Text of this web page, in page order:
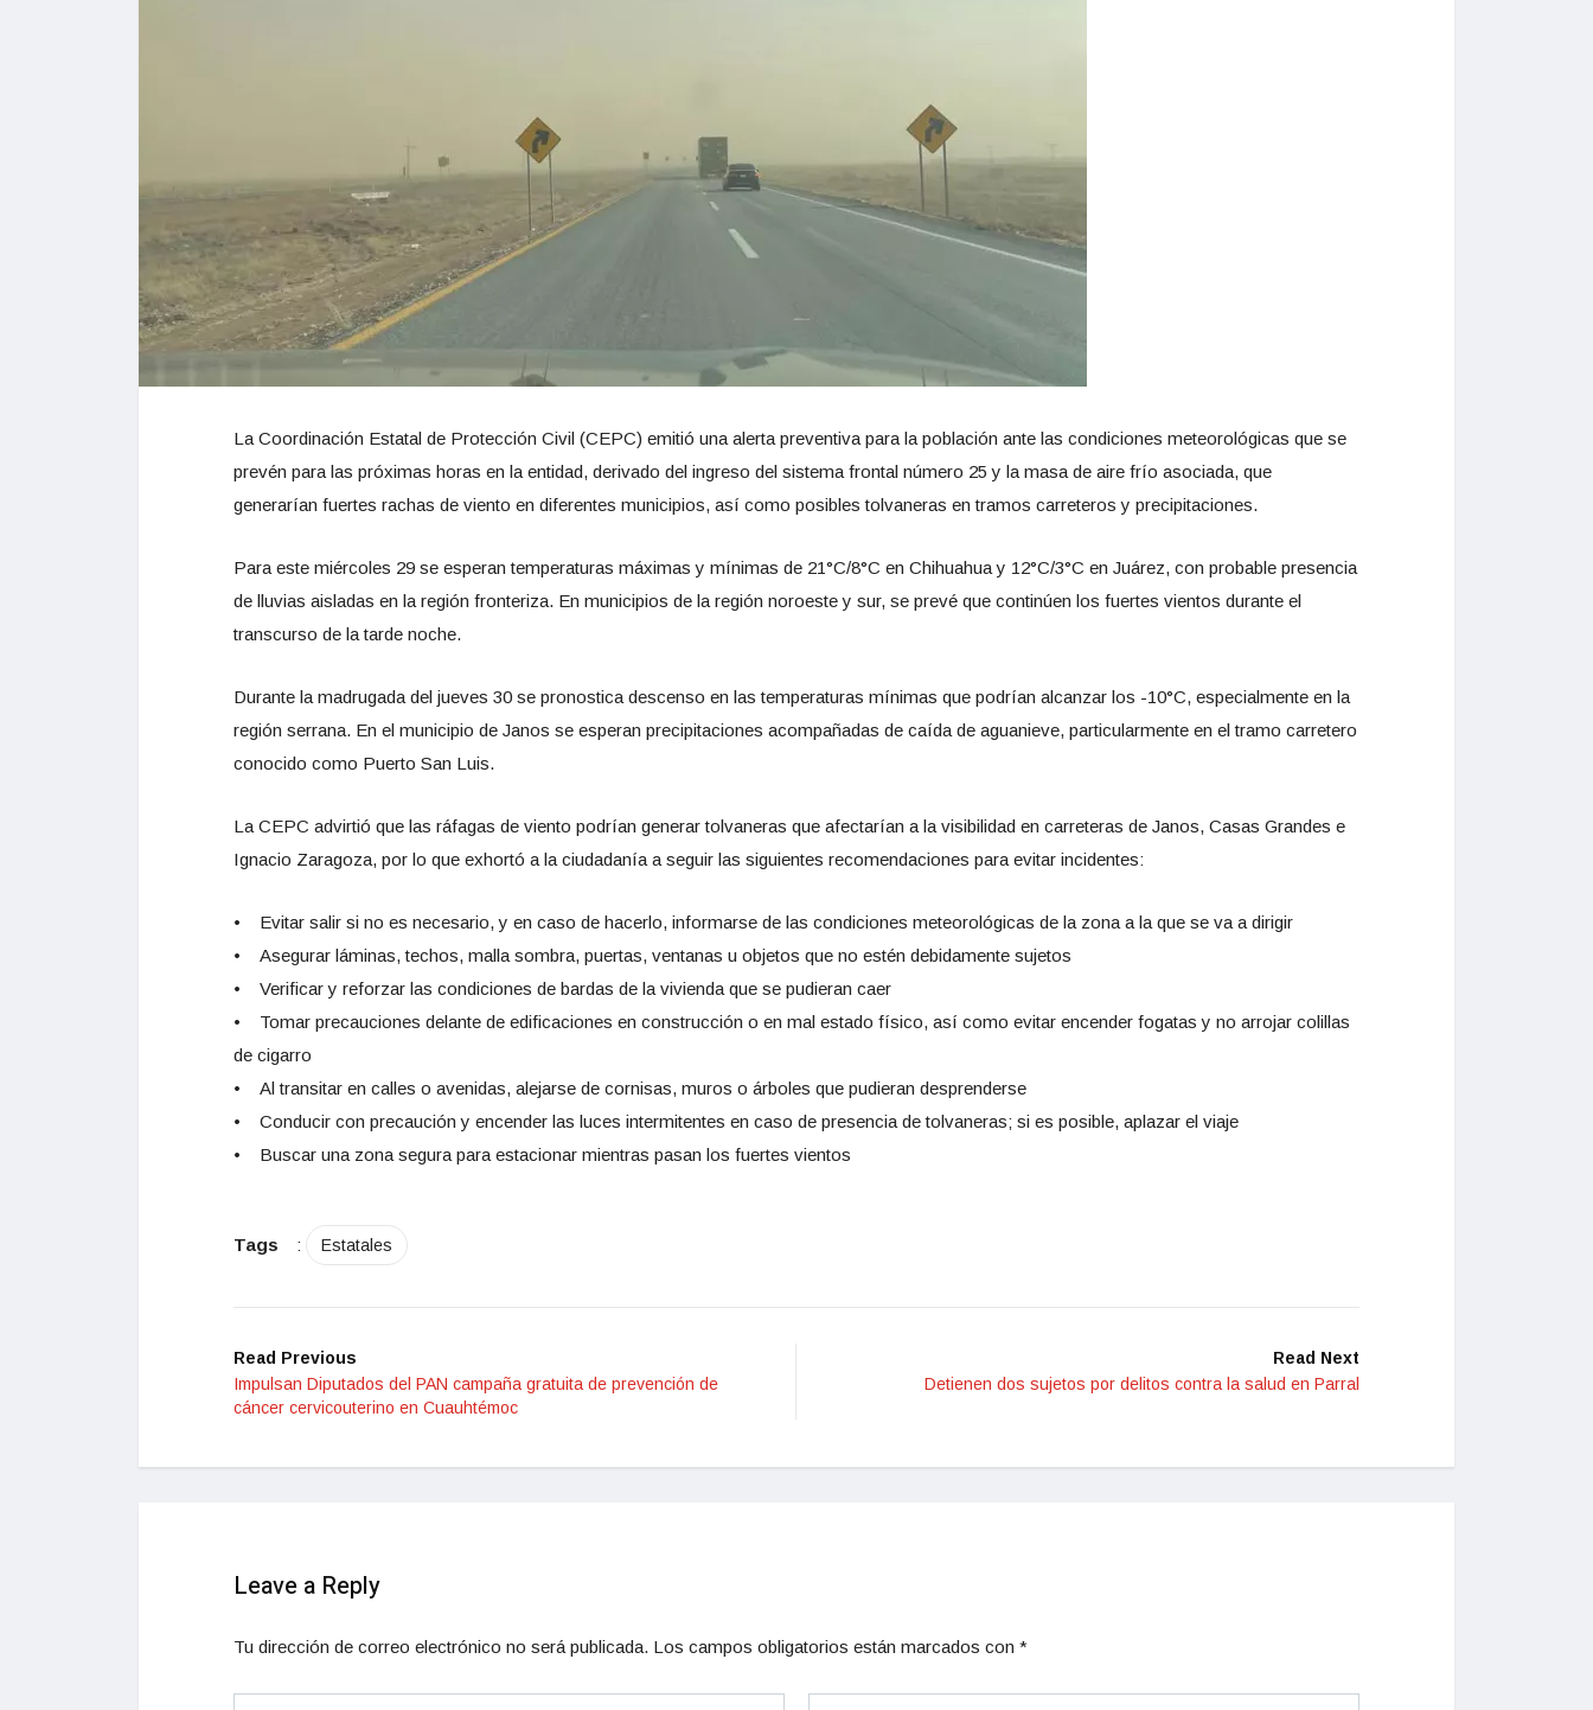
La Coordinación Estatal de Protección Civil (CEPC) emitió una alerta preventiva para la población ante las condiciones meteorológicas que se
prevén para las próximas horas en la entidad, derivado del ingreso del sistema frontal número 25 y la masa de aire frío asociada, que
generarían fuertes rachas de viento en diferentes municipios, así como posibles tolvaneras en tramos carreteros y precipitaciones.
Para este miércoles 29 se esperan temperaturas máximas y mínimas de 21°C/8°C en Chihuahua y 12°C/3°C en Juárez, con probable presencia
de lluvias aisladas en la región fronteriza. En municipios de la región noroeste y sur, se prevé que continúen los fuertes vientos durante el
transcurso de la tarde noche.
Durante la madrugada del jueves 30 se pronostica descenso en las temperaturas mínimas que podrían alcanzar los -10°C, especialmente en la
región serrana. En el municipio de Janos se esperan precipitaciones acompañadas de caída de aguanieve, particularmente en el tramo carretero
conocido como Puerto San Luis.
La CEPC advirtió que las ráfagas de viento podrían generar tolvaneras que afectarían a la visibilidad en carreteras de Janos, Casas Grandes e
Ignacio Zaragoza, por lo que exhortó a la ciudadanía a seguir las siguientes recomendaciones para evitar incidentes:
• Evitar salir si no es necesario, y en caso de hacerlo, informarse de las condiciones meteorológicas de la zona a la que se va a dirigir
• Asegurar láminas, techos, malla sombra, puertas, ventanas u objetos que no estén debidamente sujetos
• Verificar y reforzar las condiciones de bardas de la vivienda que se pudieran caer
• Tomar precauciones delante de edificaciones en construcción o en mal estado físico, así como evitar encender fogatas y no arrojar colillas
de cigarro
• Al transitar en calles o avenidas, alejarse de cornisas, muros o árboles que pudieran desprenderse
• Conducir con precaución y encender las luces intermitentes en caso de presencia de tolvaneras; si es posible, aplazar el viaje
• Buscar una zona segura para estacionar mientras pasan los fuertes vientos
Tags : Estatales
Read Previous
Impulsan Diputados del PAN campaña gratuita de prevención de
cáncer cervicouterino en Cuauhtémoc
Read Next
Detienen dos sujetos por delitos contra la salud en Parral
Leave a Reply
Tu dirección de correo electrónico no será publicada. Los campos obligatorios están marcados con *